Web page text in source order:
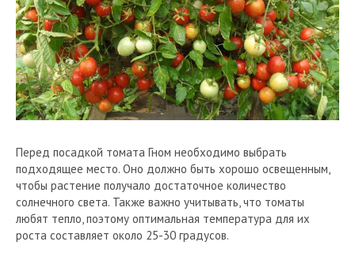
Перед посадкой томата Гном необходимо выбрать
подходящее место. Оно должно быть хорошо освещенным,
чтобы растение получало достаточное количество
солнечного света. Также важно учитывать, что томаты
любят тепло, поэтому оптимальная температура для их
роста составляет около 25-30 градусов.